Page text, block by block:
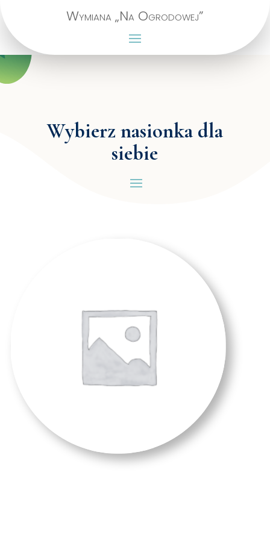
Wymiana „Na Ogrodowej”
Wybierz nasionka dla
siebie